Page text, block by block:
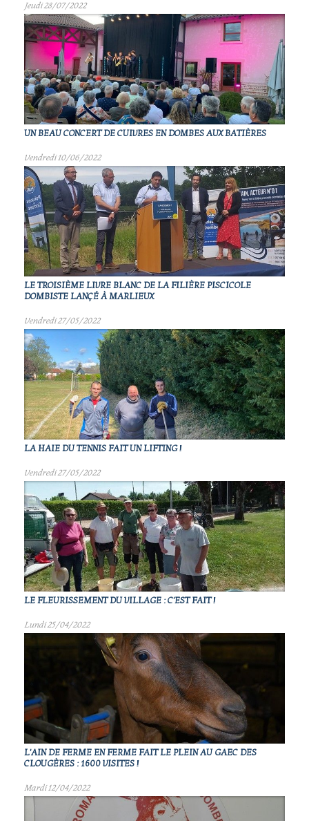
Jeudi 28/07/2022
UN BEAU CONCERT DE CUIVRES EN DOMBES AUX BATIÈRES
Vendredi 10/06/2022
LE TROISIÈME LIVRE BLANC DE LA FILIÈRE PISCICOLE
DOMBISTE LANÇÉ À MARLIEUX
Vendredi 27/05/2022
LA HAIE DU TENNIS FAIT UN LIFTING !
Vendredi 27/05/2022
LE FLEURISSEMENT DU VILLAGE : C'EST FAIT !
Lundi 25/04/2022
L'AIN DE FERME EN FERME FAIT LE PLEIN AU GAEC DES
CLOUGÈRES : 1600 VISITES !
Mardi 12/04/2022